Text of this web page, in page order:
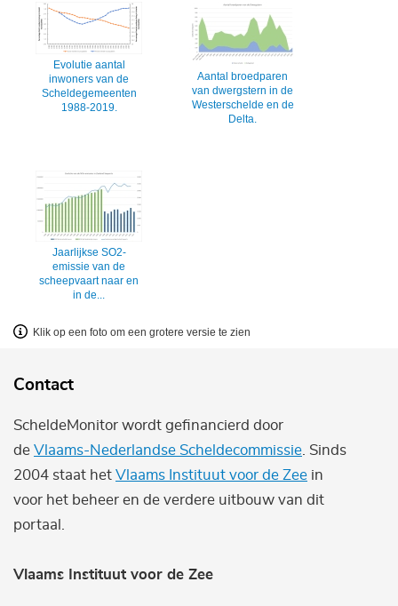
Evolutie aantal
inwoners van de
Scheldegemeenten
1988-2019.
Aantal broedparen
van dwergstern in de
Westerschelde en de
Delta.
Jaarlijkse SO2-
emissie van de
scheepvaart naar en
in de...
Klik op een foto om een grotere versie te zien
Contact
ScheldeMonitor wordt gefinancierd door
de Vlaams-Nederlandse Scheldecommissie . Sinds
2004 staat het Vlaams Instituut voor de Zee in
voor het beheer en de verdere uitbouw van dit
portaal.
Vlaams Instituut voor de Zee